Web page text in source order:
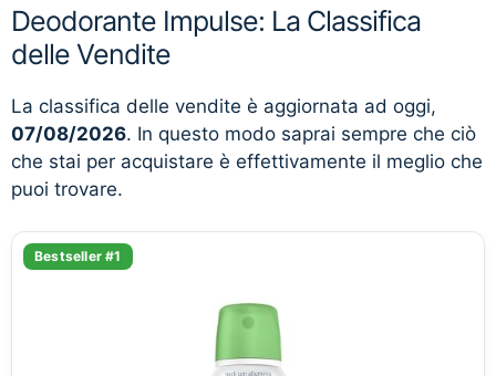
Deodorante Impulse: La Classifica
delle Vendite
La classifica delle vendite è aggiornata ad oggi,
07/08/2026. In questo modo saprai sempre che ciò
che stai per acquistare è effettivamente il meglio che
puoi trovare.
Bestseller #1